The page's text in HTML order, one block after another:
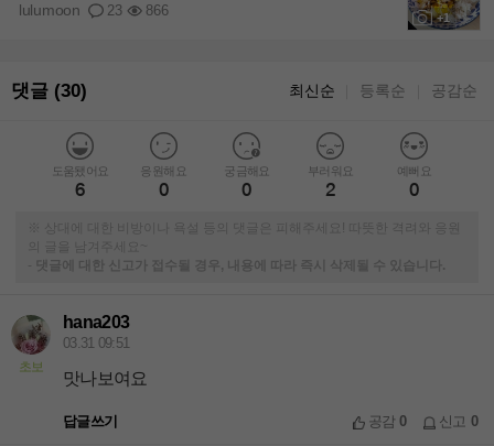
+1
23 866
lulumoon
댓글 (30) 최신순 등록순 공감순
도움됐어요
6
응원해요
0
궁금해요
0
부러워요
2
예뻐요
0
※ 상대에 대한 비방이나 욕설 등의 댓글은 피해주세요! 따뜻한 격려와 응원
의 글을 남겨주세요~
-
댓글에 대한 신고가 접수될 경우, 내용에 따라 즉시 삭제될 수 있습니다.
초보
hana203
03.31 09:51
맛나보여요
답글쓰기 공감0 신고 0